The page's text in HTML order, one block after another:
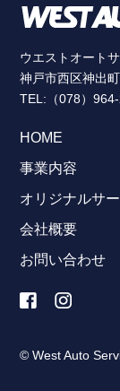
ウエストオート
神戸市西区神出
TEL:（078）
HOME
事業内容
オリジナルサ
会社概要
お問い合わせ
© West Auto